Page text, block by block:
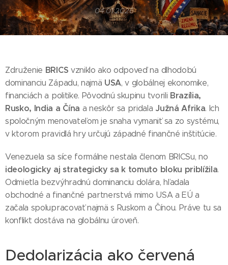
04.01.2026
Združenie BRICS vzniklo ako odpoveď na dlhodobú
dominanciu Západu, najmä USA, v globálnej ekonomike,
financiách a politike. Pôvodnú skupinu tvorili Brazília,
Rusko, India a Čína a neskôr sa pridala Južná Afrika. Ich
spoločným menovateľom je snaha vymaniť sa zo systému,
v ktorom pravidlá hry určujú západné finančné inštitúcie.
Venezuela sa síce formálne nestala členom BRICSu, no
ideologicky aj strategicky sa k tomuto bloku priblížila.
Odmietla bezvýhradnú dominanciu dolára, hľadala
obchodné a finančné partnerstvá mimo USA a EÚ a
začala spolupracovať najmä s Ruskom a Čínou. Práve tu sa
konflikt dostáva na globálnu úroveň.
Dedolarizácia ako červená